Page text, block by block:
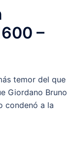
–
temor del que
Giordano Bruno
condenó a la